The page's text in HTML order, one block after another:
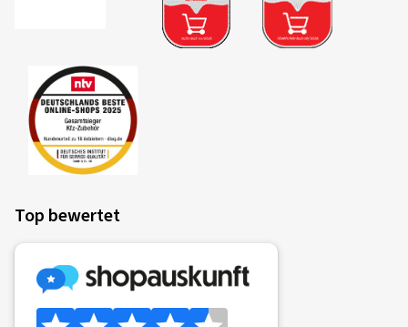
Top bewertet